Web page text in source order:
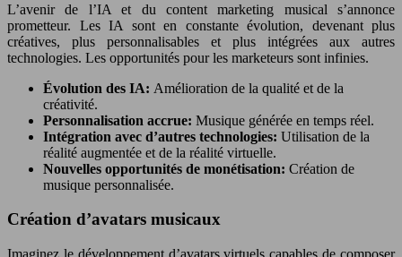
L’avenir de l’IA et du content marketing musical s’annonce
prometteur. Les IA sont en constante évolution, devenant plus
créatives, plus personnalisables et plus intégrées aux autres
technologies. Les opportunités pour les marketeurs sont infinies.
Évolution des IA: Amélioration de la qualité et de la
créativité.
Personnalisation accrue: Musique générée en temps réel.
Intégration avec d’autres technologies: Utilisation de la
réalité augmentée et de la réalité virtuelle.
Nouvelles opportunités de monétisation: Création de
musique personnalisée.
Création d’avatars musicaux